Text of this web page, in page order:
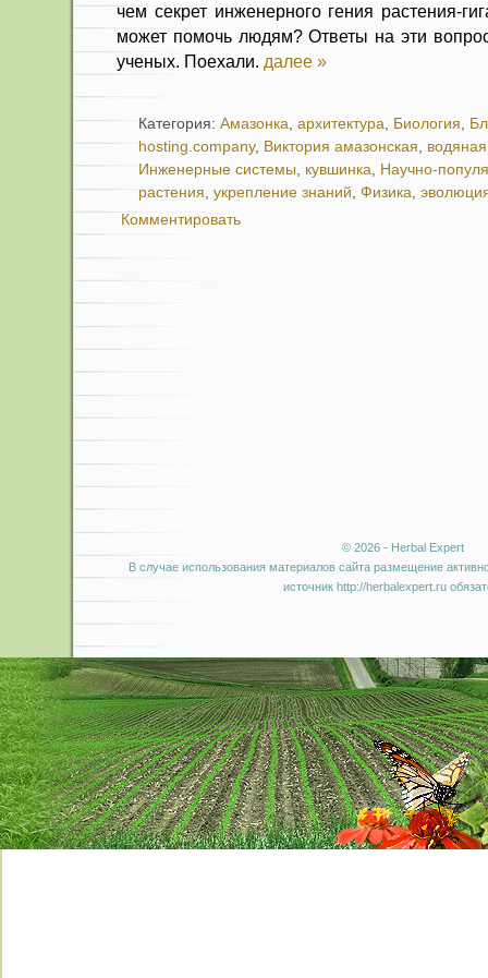
чем секрет инженерного гения растения-
может помочь людям? Ответы на эти
ученых. Поехали. далее »
Категория: Амазонка, архитектура, Биология,
hosting.company, Виктория амазонская,
Инженерные системы, кувшинка, Научно-
растения, укрепление знаний, Физика,
Комментировать
© 2026 - Herbal Expert
В случае использования материалов сайта размещение
источник http://herbalexpert.ru